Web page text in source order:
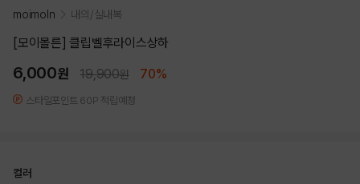
moimoln 내의/실내복
[모이몰른] 클립벨후라이스상하
6,000원 19,900원 70%
스타일포인트 60P 적립예정
컬러